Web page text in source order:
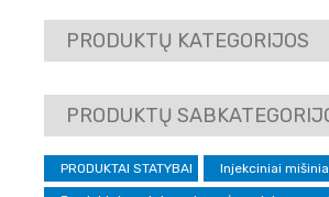
PRODUKTŲ KATEGORIJOS
PRODUKTŲ
PRODUKTAI STATYBAI Injekciniai